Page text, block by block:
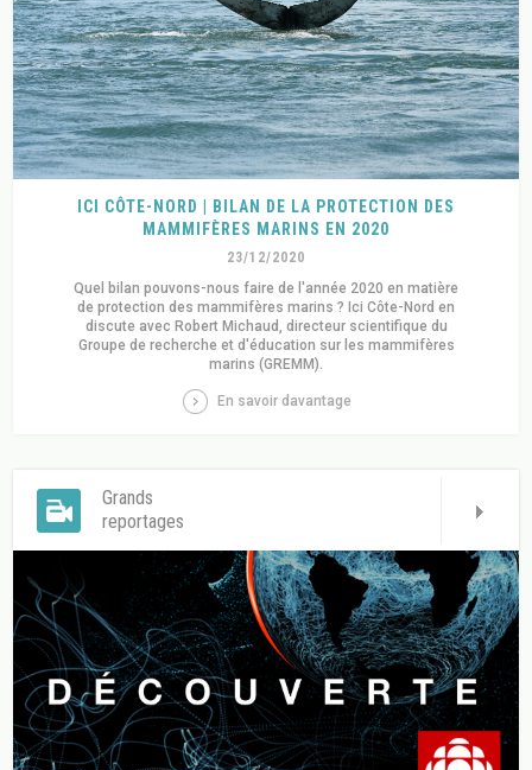
ICI CÔTE-NORD | BILAN DE LA PROTECTION DES
MAMMIFÈRES MARINS EN 2020
23/12/2020
Quel bilan pouvons-nous faire de l'année 2020 en matière
de protection des mammifères marins ? Ici Côte-Nord en
discute avec Robert Michaud, directeur scientifique du
Groupe de recherche et d'éducation sur les mammifères
marins (GREMM).
En savoir davantage
Grands
reportages